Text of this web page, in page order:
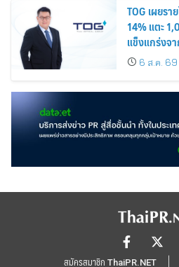
TOG เผยร
14% แตะ
แข็งแกร่งจ
ขยายตลาดต่
ลงทุนเพื่อกา
6 ส.ค. 69
สมัครสมาชิก ThaiPR.NET